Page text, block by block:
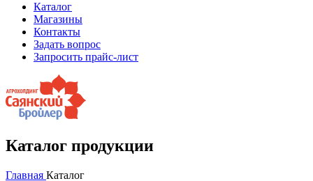
Каталог
Магазины
Контакты
Задать вопрос
Запросить прайс-лист
Каталог продукции
Главная Каталог